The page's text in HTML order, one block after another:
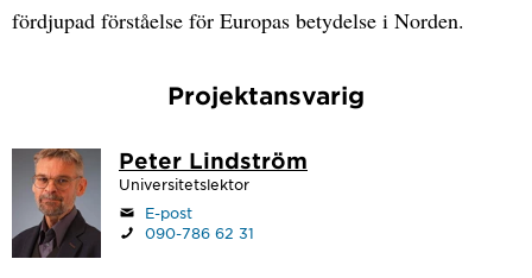
fördjupad förståelse för Europas betydelse i Norden.
Projektansvarig
Peter Lindström
Universitetslektor
E-post
090-786 62 31